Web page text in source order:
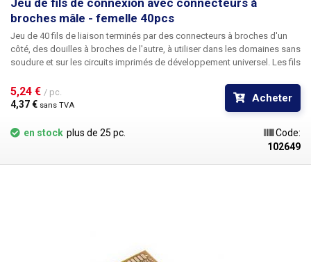
Jeu de fils de connexion avec connecteurs à
broches mâle - femelle 40pcs
Jeu de 40 fils de liaison terminés par des connecteurs à broches d'un
côté, des douilles à broches de l'autre, à utiliser dans les domaines sans
soudure et sur les circuits imprimés de développement universel. Les fils
la quantité requise, individuellement ou, par exemple, dans un faisceau
de plusieurs fils. Chaque bracelet contient 10 couleurs réparties en
non soudables et les PCB universels de notre gamme. Longueur totale :
5,24 € / pc.
4,37 € sans TVA
Acheter
en stock plus de 25 pc.
Code:
102649